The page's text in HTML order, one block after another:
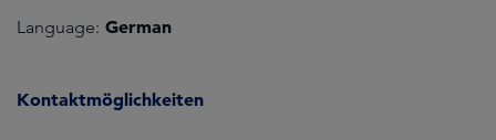
Language: German
Kontaktmöglichkeiten